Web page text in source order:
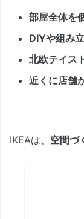
部屋全体を
DIYや組み
北欧テイス
近くに店舗
IKEAは、 空間づ